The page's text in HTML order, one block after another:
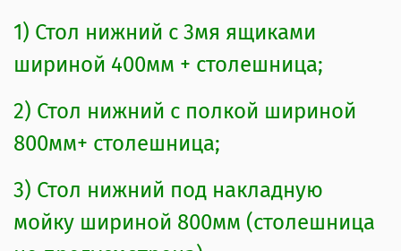
Высота нижних модулей со
столешницей – 850мм
Глубина нижних модулей:
корпус+фасад – 446мм/со
столешницей – 600мм
Глубина ящиков 400мм
1) Стол нижний с 3мя ящиками
шириной 400мм + столешница;
2) Стол нижний с полкой шириной
800мм+ столешница;
3) Стол нижний под накладную
мойку шириной 800мм (столешница